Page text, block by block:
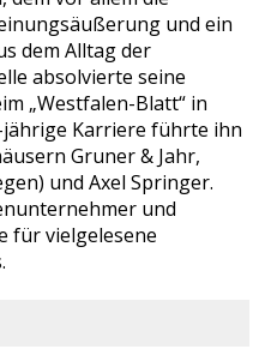
und ein
dem Alltag der
absolvierte seine
„Westfalen-Blatt“ in
jährige Karriere führte ihn
Gruner & Jahr,
und Axel Springer.
und
für vielgelesene